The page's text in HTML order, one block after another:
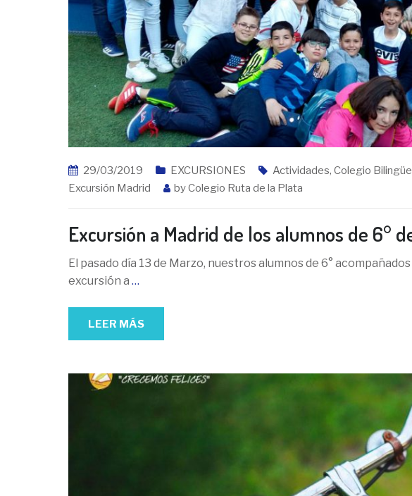
29/03/2019 EXCURSIONES Actividades, Colegio
Excursión Madrid
byColegio Ruta de la Plata
Excursión a Madrid de los alumnos de 6°
El pasado día 13 de Marzo, nuestros alumnos de 6°
excursión a …
LEER MÁS